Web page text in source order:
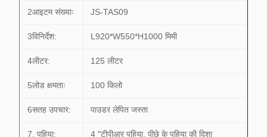
2आइटम संख्याः JS-TAS09
3विनिर्देश: L920*W550*H1000 मिमी
4लीटर: 125 लीटर
5लोड क्षमताः 100 किलो
6सतह उपचार: पाउडर लेपित जस्ता
7. पहिया: 4 "टीपीआर पहिया, पीछे के पहिया की दिशा